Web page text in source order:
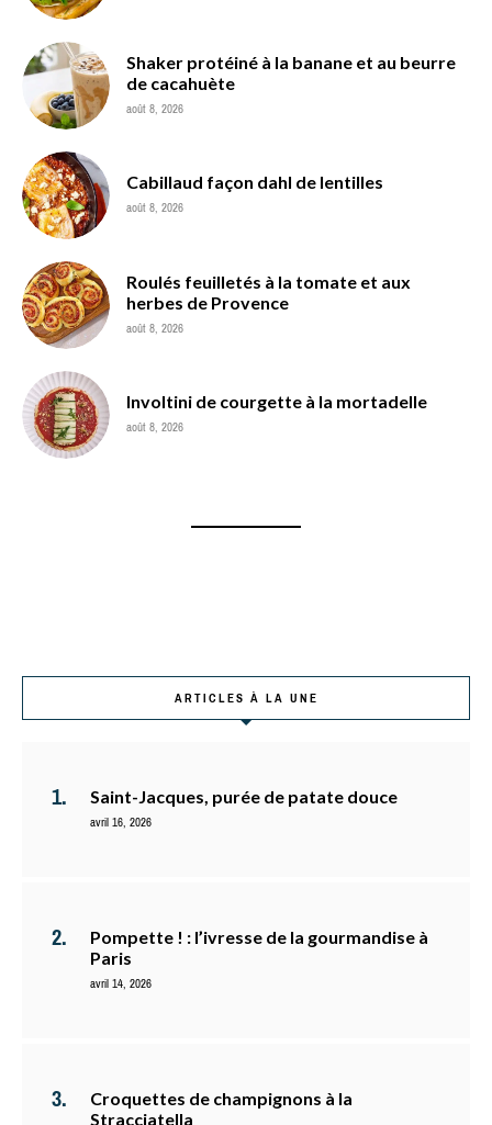
Shaker protéiné à la banane et au beurre
de cacahuète
août 8, 2026
Cabillaud façon dahl de lentilles
août 8, 2026
Roulés feuilletés à la tomate et aux
herbes de Provence
août 8, 2026
Involtini de courgette à la mortadelle
août 8, 2026
ARTICLES À LA UNE
Saint-Jacques, purée de patate douce
avril 16, 2026
Pompette ! : l’ivresse de la gourmandise à
Paris
avril 14, 2026
Croquettes de champignons à la
Stracciatella